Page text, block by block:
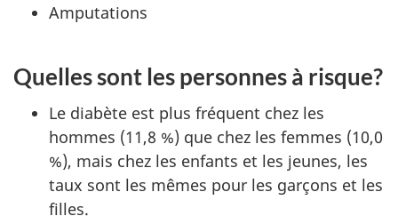
Amputations
Quelles sont les personnes à risque?
Le diabète est plus fréquent chez les
hommes (11,8 %) que chez les femmes (10,0
%), mais chez les enfants et les jeunes, les
taux sont les mêmes pour les garçons et les
filles.